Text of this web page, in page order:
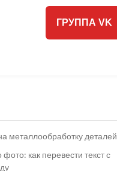
ГРУППА VK
металлообработку деталей
как перевести текст с